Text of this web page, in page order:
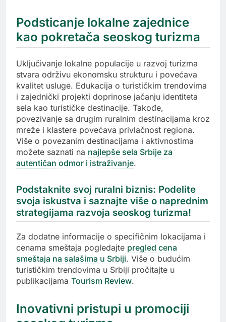
Podsticanje lokalne zajednice
kao pokretača seoskog turizma
Uključivanje lokalne populacije u razvoj turizma
stvara održivu ekonomsku strukturu i povećava
kvalitet usluge. Edukacija o turističkim trendovima
i zajednički projekti doprinose jačanju identiteta
sela kao turističke destinacije. Takođe,
povezivanje sa drugim ruralnim destinacijama kroz
mreže i klastere povećava privlačnost regiona.
Više o povezanim destinacijama i aktivnostima
možete saznati na najlepše sela Srbije za
autentičan odmor i istraživanje.
Podstaknite svoj ruralni biznis: Podelite
svoja iskustva i saznajte više o naprednim
strategijama razvoja seoskog turizma!
Za dodatne informacije o specifičnim lokacijama i
cenama smeštaja pogledajte pregled cena
smeštaja na salašima u Srbiji. Više o budućim
turističkim trendovima u Srbiji pročitajte u
publikacijama Tourism Review.
Inovativni pristupi u promociji